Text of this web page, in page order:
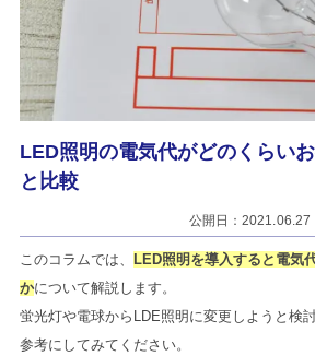
LED照明の電気代がどのくらい
と比較
公開日：
このコラムでは、
LED照明を導入すると電気
かについて解説します。
蛍光灯や電球からLDE照明に変更しようと検
参考にしてみてください。